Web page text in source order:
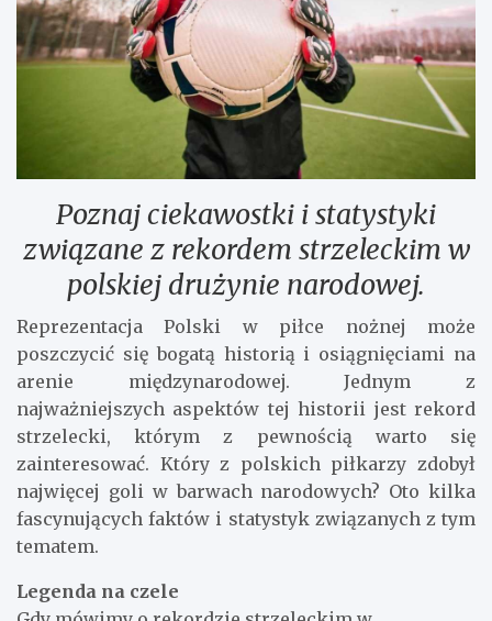
Poznaj ciekawostki i statystyki
związane z rekordem strzeleckim w
polskiej drużynie narodowej.
Reprezentacja Polski w piłce nożnej może
poszczycić się bogatą historią i osiągnięciami na
arenie międzynarodowej. Jednym z
najważniejszych aspektów tej historii jest rekord
strzelecki, którym z pewnością warto się
zainteresować. Który z polskich piłkarzy zdobył
najwięcej goli w barwach narodowych? Oto kilka
fascynujących faktów i statystyk związanych z tym
tematem.
Legenda na czele